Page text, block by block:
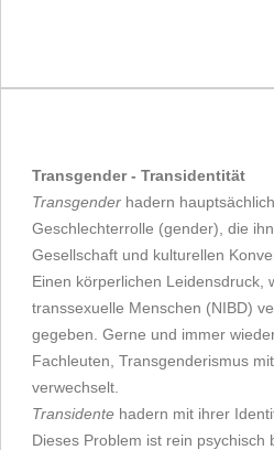
Transgender - Transidentität
Transgender hadern
Geschlechterrolle (gender), die
Gesellschaft und kulturellen
Einen körperlichen Leidensdruck,
transsexuelle Menschen (NIBD)
gegeben. Gerne und immer
Fachleuten, Transgenderismus
verwechselt.
Transidente hadern mit ihrer
Dieses Problem ist rein psychisch